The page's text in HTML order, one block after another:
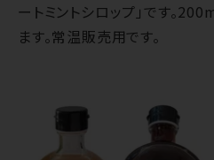
ートミントシロップ」です。
ます。常温販売用です。